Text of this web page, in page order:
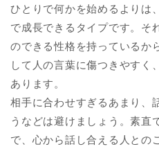
ひとりで何かを始めるよりは
で成長できるタイプです。そ
のできる性格を持っているか
して人の言葉に傷つきやすく
あります。
相手に合わせすぎるあまり、
うなどは避けましょう。素直
で、心から話し合える人との